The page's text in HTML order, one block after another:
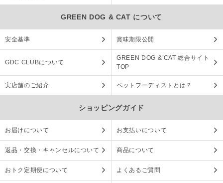
GREEN DOG & CAT について
安全基準 賞味期限公開
GDC CLUBについて
GREEN DOG & CAT 総合サイト
TOP
実店舗のご紹介 ペットフーディストとは？
ショッピングガイド
お届けについて お支払いについて
返品・交換・キャンセルについて 商品について
おトク定期便について よくあるご質問